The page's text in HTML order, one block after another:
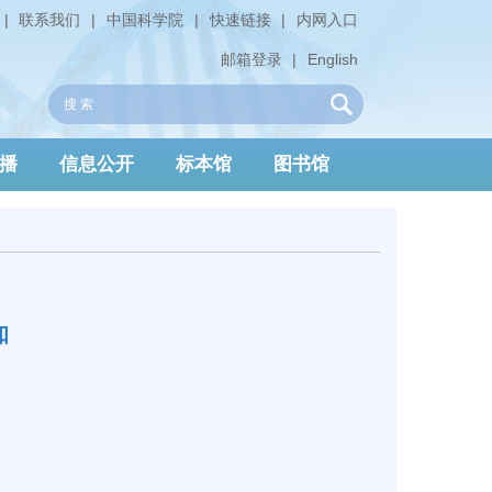
内网入口
|
快速链接
|
中国科学院
|
联系我们
|
English
|
邮箱登录
信息公开 标本馆 图书馆